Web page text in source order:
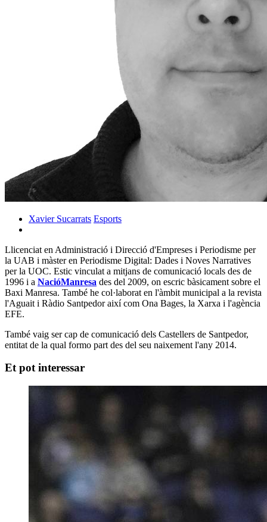
Xavier Sucarrats Esports
Llicenciat en Administració i Direcció d'Empreses i Periodisme per
la UAB i màster en Periodisme Digital: Dades i Noves Narratives
per la UOC. Estic vinculat a mitjans de comunicació locals des de
1996 i a NacióManresa des del 2009, on escric bàsicament sobre el
Baxi Manresa. També he col·laborat en l'àmbit municipal a la revista
l'Aguait i Ràdio Santpedor així com Ona Bages, la Xarxa i l'agència
EFE.
També vaig ser cap de comunicació dels Castellers de Santpedor,
entitat de la qual formo part des del seu naixement l'any 2014.
Et pot interessar